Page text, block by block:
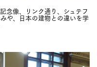
念像、リンク通り、シュテフ
や、日本の建物との違いを学